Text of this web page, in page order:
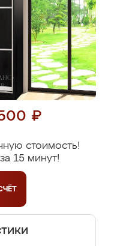
₽
стоимость!
15 минут!